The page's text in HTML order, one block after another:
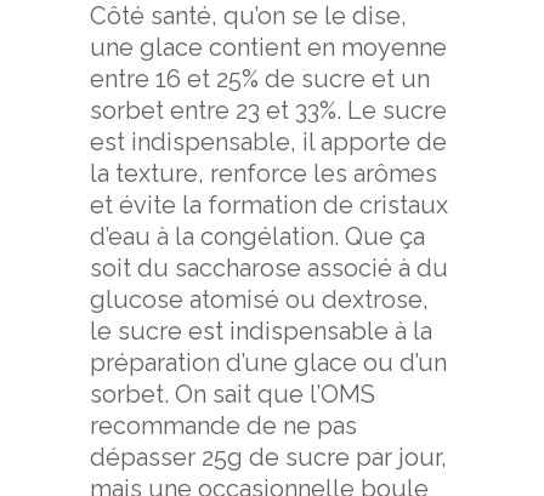
Côté santé, qu’on se le dise,
une glace contient en moyenne
entre 16 et 25% de sucre et un
sorbet entre 23 et 33%. Le sucre
est indispensable, il apporte de
la texture, renforce les arômes
et évite la formation de cristaux
d’eau à la congélation. Que ça
soit du saccharose associé à du
glucose atomisé ou dextrose,
le sucre est indispensable à la
préparation d’une glace ou d’un
sorbet. On sait que l’OMS
recommande de ne pas
dépasser 25g de sucre par jour,
mais une occasionnelle boule